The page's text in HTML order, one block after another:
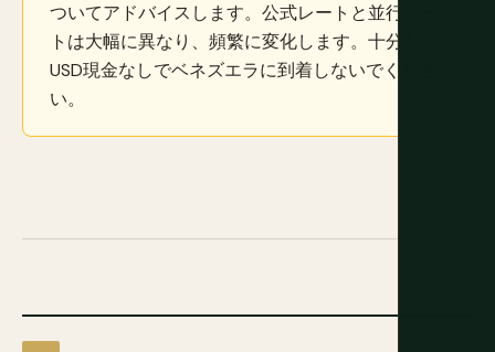
ついてアドバイスします。公式レートと並行レー
トは大幅に異なり、頻繁に変化します。十分な
USD現金なしでベネズエラに到着しないでくださ
い。